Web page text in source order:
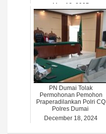
May 13, 2025
PN Dumai Tolak
Permohonan Pemohon
Praperadilankan Polri CQ
Polres Dumai
December 18, 2024